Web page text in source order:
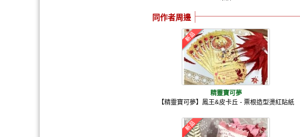
同作者周邊
精靈寶可夢
【精靈寶可夢】鳳王&皮卡丘 - 票根造型燙紅貼紙